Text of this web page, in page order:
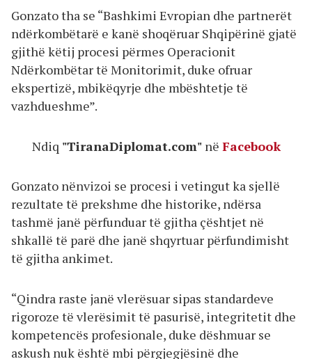
Gonzato tha se “Bashkimi Evropian dhe partnerët
ndërkombëtarë e kanë shoqëruar Shqipërinë gjatë
gjithë këtij procesi përmes Operacionit
Ndërkombëtar të Monitorimit, duke ofruar
ekspertizë, mbikëqyrje dhe mbështetje të
vazhdueshme”.
Ndiq "TiranaDiplomat.com" në Facebook
Gonzato nënvizoi se procesi i vetingut ka sjellë
rezultate të prekshme dhe historike, ndërsa
tashmë janë përfunduar të gjitha çështjet në
shkallë të parë dhe janë shqyrtuar përfundimisht
të gjitha ankimet.
“Qindra raste janë vlerësuar sipas standardeve
rigoroze të vlerësimit të pasurisë, integritetit dhe
kompetencës profesionale, duke dëshmuar se
askush nuk është mbi përgjegjësinë dhe